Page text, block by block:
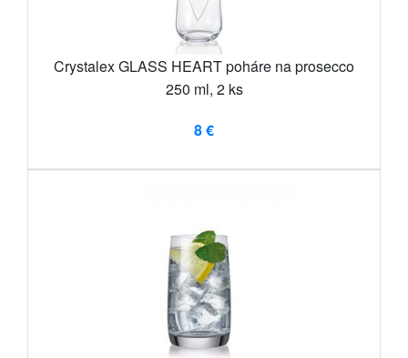
Crystalex GLASS HEART poháre na prosecco
250 ml, 2 ks
8 €